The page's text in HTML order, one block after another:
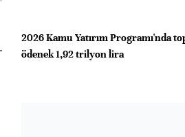
2026 Kamu Yatırım Programı'nda
ödenek 1,92 trilyon lira